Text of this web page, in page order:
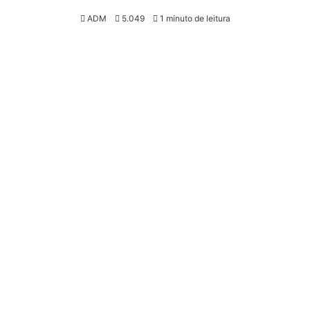
ADM 5.049 1 minuto de leitura